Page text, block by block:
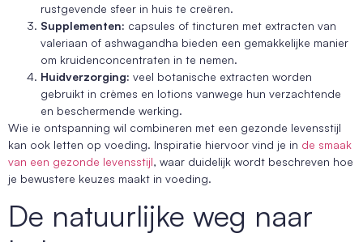
rustgevende sfeer in huis te creëren.
Supplementen: capsules of tincturen met extracten van
valeriaan of ashwagandha bieden een gemakkelijke manier
om kruidenconcentraten in te nemen.
Huidverzorging: veel botanische extracten worden
gebruikt in crèmes en lotions vanwege hun verzachtende
en beschermende werking.
Wie ie ontspanning wil combineren met een gezonde levensstijl
kan ook letten op voeding. Inspiratie hiervoor vind je in de smaak
van een gezonde levensstijl, waar duidelijk wordt beschreven hoe
je bewustere keuzes maakt in voeding.
De natuurlijke weg naar